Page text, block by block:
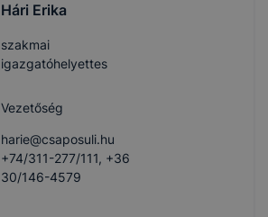
Hári Erika
szakmai
igazgatóhelyettes
Vezetőség
harie@csaposuli.hu
+74/311-277/111, +36
30/146-4579